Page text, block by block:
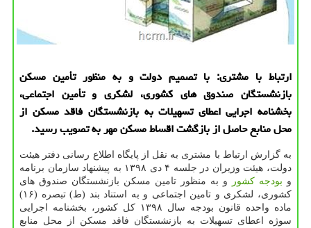
ارتباط با مشتری: با تصمیم دولت و به منظور تأمین مسكن
بازنشستگان صندوق های كشوری، لشكری و تأمین اجتماعی،
بخشنامه اجرایی اعطای تسهیلات به بازنشستگان فاقد مسكن از
محل منابع حاصل از بازگشت اقساط مسكن مهر به تصویب رسید.
به گزارش ارتباط با مشتری به نقل از پایگاه اطلاع رسانی دفتر هیئت
دولت، هیئت وزیران در جلسه ۴ دی ۱۳۹۸ به پیشنهاد سازمان برنامه
و بودجه كشور
و به منظور تامین مسكن بازنشستگان صندوق های
كشوری، لشكری و تامین اجتماعی و به استناد بند (ط) تبصره (۱۶)
ماده واحده قانون بودجه سال ۱۳۹۸ كل كشور، بخشنامه اجرایی
سوژه اعطای تسهیلات به بازنشستگان فاقد مسكن از محل منابع